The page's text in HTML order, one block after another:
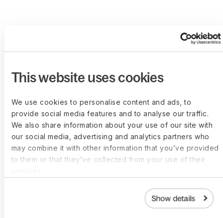
This website uses cookies
We use cookies to personalise content and ads, to
provide social media features and to analyse our traffic.
We also share information about your use of our site with
our social media, advertising and analytics partners who
may combine it with other information that you’ve provided
to them or that they’ve collected from your use of their
Show details
bedrijven wereldwijd
Boek een gratis demo van 30 minuten
“Vóór Deel was het aannemen
en betalen van ons wereldwijde
team een beproeving. Nu, voor